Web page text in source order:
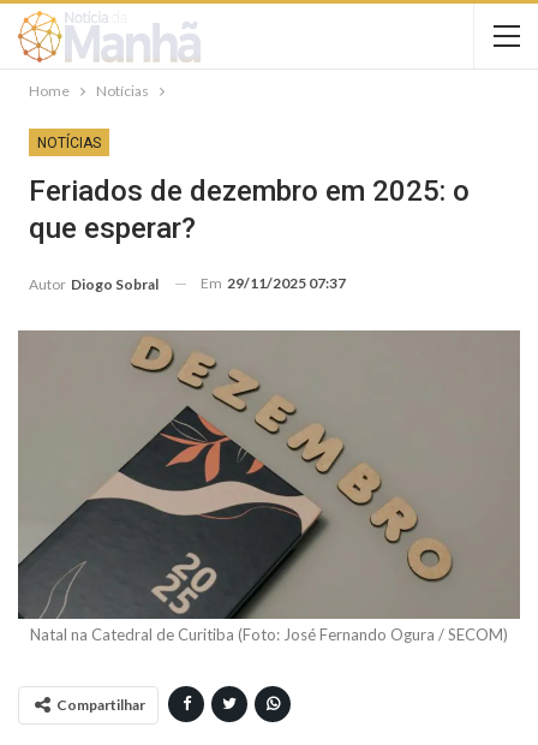
Home Notícias
NOTÍCIAS
Feriados de dezembro em 2025: o
que esperar?
Autor Diogo Sobral Em 29/11/2025 07:37
Natal na Catedral de Curitiba (Foto: José Fernando Ogura / SECOM)
Compartilhar